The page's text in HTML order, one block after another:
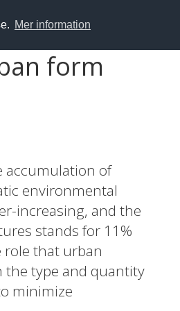
Mer information
form
accumulation of
environmental
increasing, and the
stands for 11%
role that urban
the type and quantity
minimize